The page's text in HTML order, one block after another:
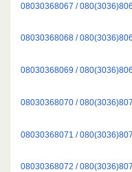
08030368067 /
08030368068 /
08030368069 /
08030368070 /
08030368071 /
08030368072 /